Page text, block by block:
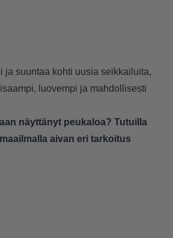
ja suuntaa kohti uusia seikkailuita,
luovempi ja mahdollisesti
näyttänyt peukaloa? Tutuilla
aivan eri tarkoitus